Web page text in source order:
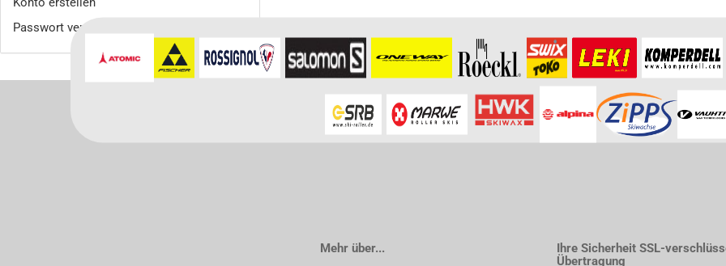
Passwort vergessen?
Mehr über...
Ihre Sicherheit SSL-
Übertragung